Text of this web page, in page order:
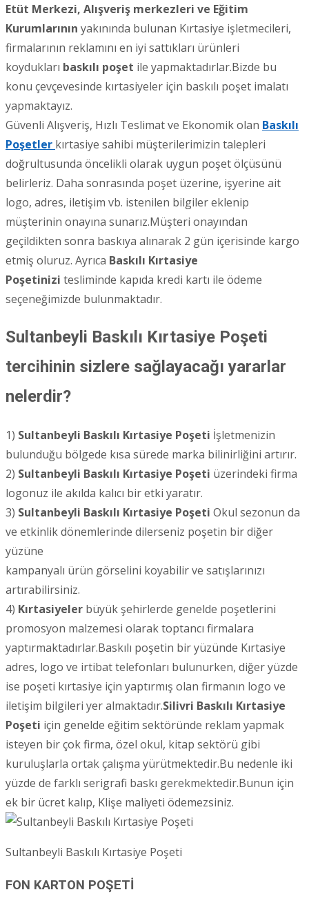
Etüt Merkezi, Alışveriş merkezleri ve Eğitim
Kurumlarının yakınında bulunan Kırtasiye işletmecileri,
firmalarının reklamını en iyi sattıkları ürünleri
koydukları baskılı poşet ile yapmaktadırlar.Bizde bu
konu çevçevesinde kırtasiyeler için baskılı poşet imalatı
yapmaktayız.
Güvenli Alışveriş, Hızlı Teslimat ve Ekonomik olan Baskılı
Poşetler kırtasiye sahibi müşterilerimizin talepleri
doğrultusunda öncelikli olarak uygun poşet ölçüsünü
belirleriz. Daha sonrasında poşet üzerine, işyerine ait
logo, adres, iletişim vb. istenilen bilgiler eklenip
müşterinin onayına sunarız.Müşteri onayından
geçildikten sonra baskıya alınarak 2 gün içerisinde kargo
etmiş oluruz. Ayrıca Baskılı Kırtasiye
Poşetinizi tesliminde kapıda kredi kartı ile ödeme
seçeneğimizde bulunmaktadır.
Sultanbeyli Baskılı Kırtasiye Poşeti
tercihinin sizlere sağlayacağı yararlar
nelerdir?
1) Sultanbeyli Baskılı Kırtasiye Poşeti İşletmenizin
bulunduğu bölgede kısa sürede marka bilinirliğini artırır.
2) Sultanbeyli Baskılı Kırtasiye Poşeti üzerindeki firma
logonuz ile akılda kalıcı bir etki yaratır.
3) Sultanbeyli Baskılı Kırtasiye Poşeti Okul sezonun da
ve etkinlik dönemlerinde dilerseniz poşetin bir diğer
yüzüne
kampanyalı ürün görselini koyabilir ve satışlarınızı
artırabilirsiniz.
4) Kırtasiyeler büyük şehirlerde genelde poşetlerini
promosyon malzemesi olarak toptancı firmalara
yaptırmaktadırlar.Baskılı poşetin bir yüzünde Kırtasiye
adres, logo ve irtibat telefonları bulunurken, diğer yüzde
ise poşeti kırtasiye için yaptırmış olan firmanın logo ve
iletişim bilgileri yer almaktadır.Silivri Baskılı Kırtasiye
Poşeti için genelde eğitim sektöründe reklam yapmak
isteyen bir çok firma, özel okul, kitap sektörü gibi
kuruluşlarla ortak çalışma yürütmektedir.Bu nedenle iki
yüzde de farklı serigrafi baskı gerekmektedir.Bunun için
ek bir ücret kalıp, Klişe maliyeti ödemezsiniz.
Sultanbeyli Baskılı Kırtasiye Poşeti
FON KARTON POŞETİ